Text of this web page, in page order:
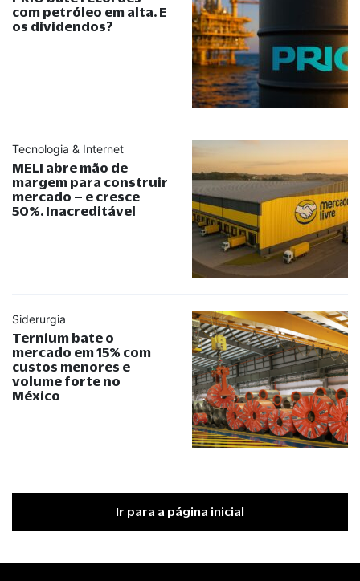
com petróleo em alta. E
os dividendos?
Tecnologia & Internet
MELI abre mão de
margem para construir
mercado – e cresce
50%. Inacreditável
Siderurgia
Ternium bate o
mercado em 15% com
custos menores e
volume forte no
México
Ir para a página inicial